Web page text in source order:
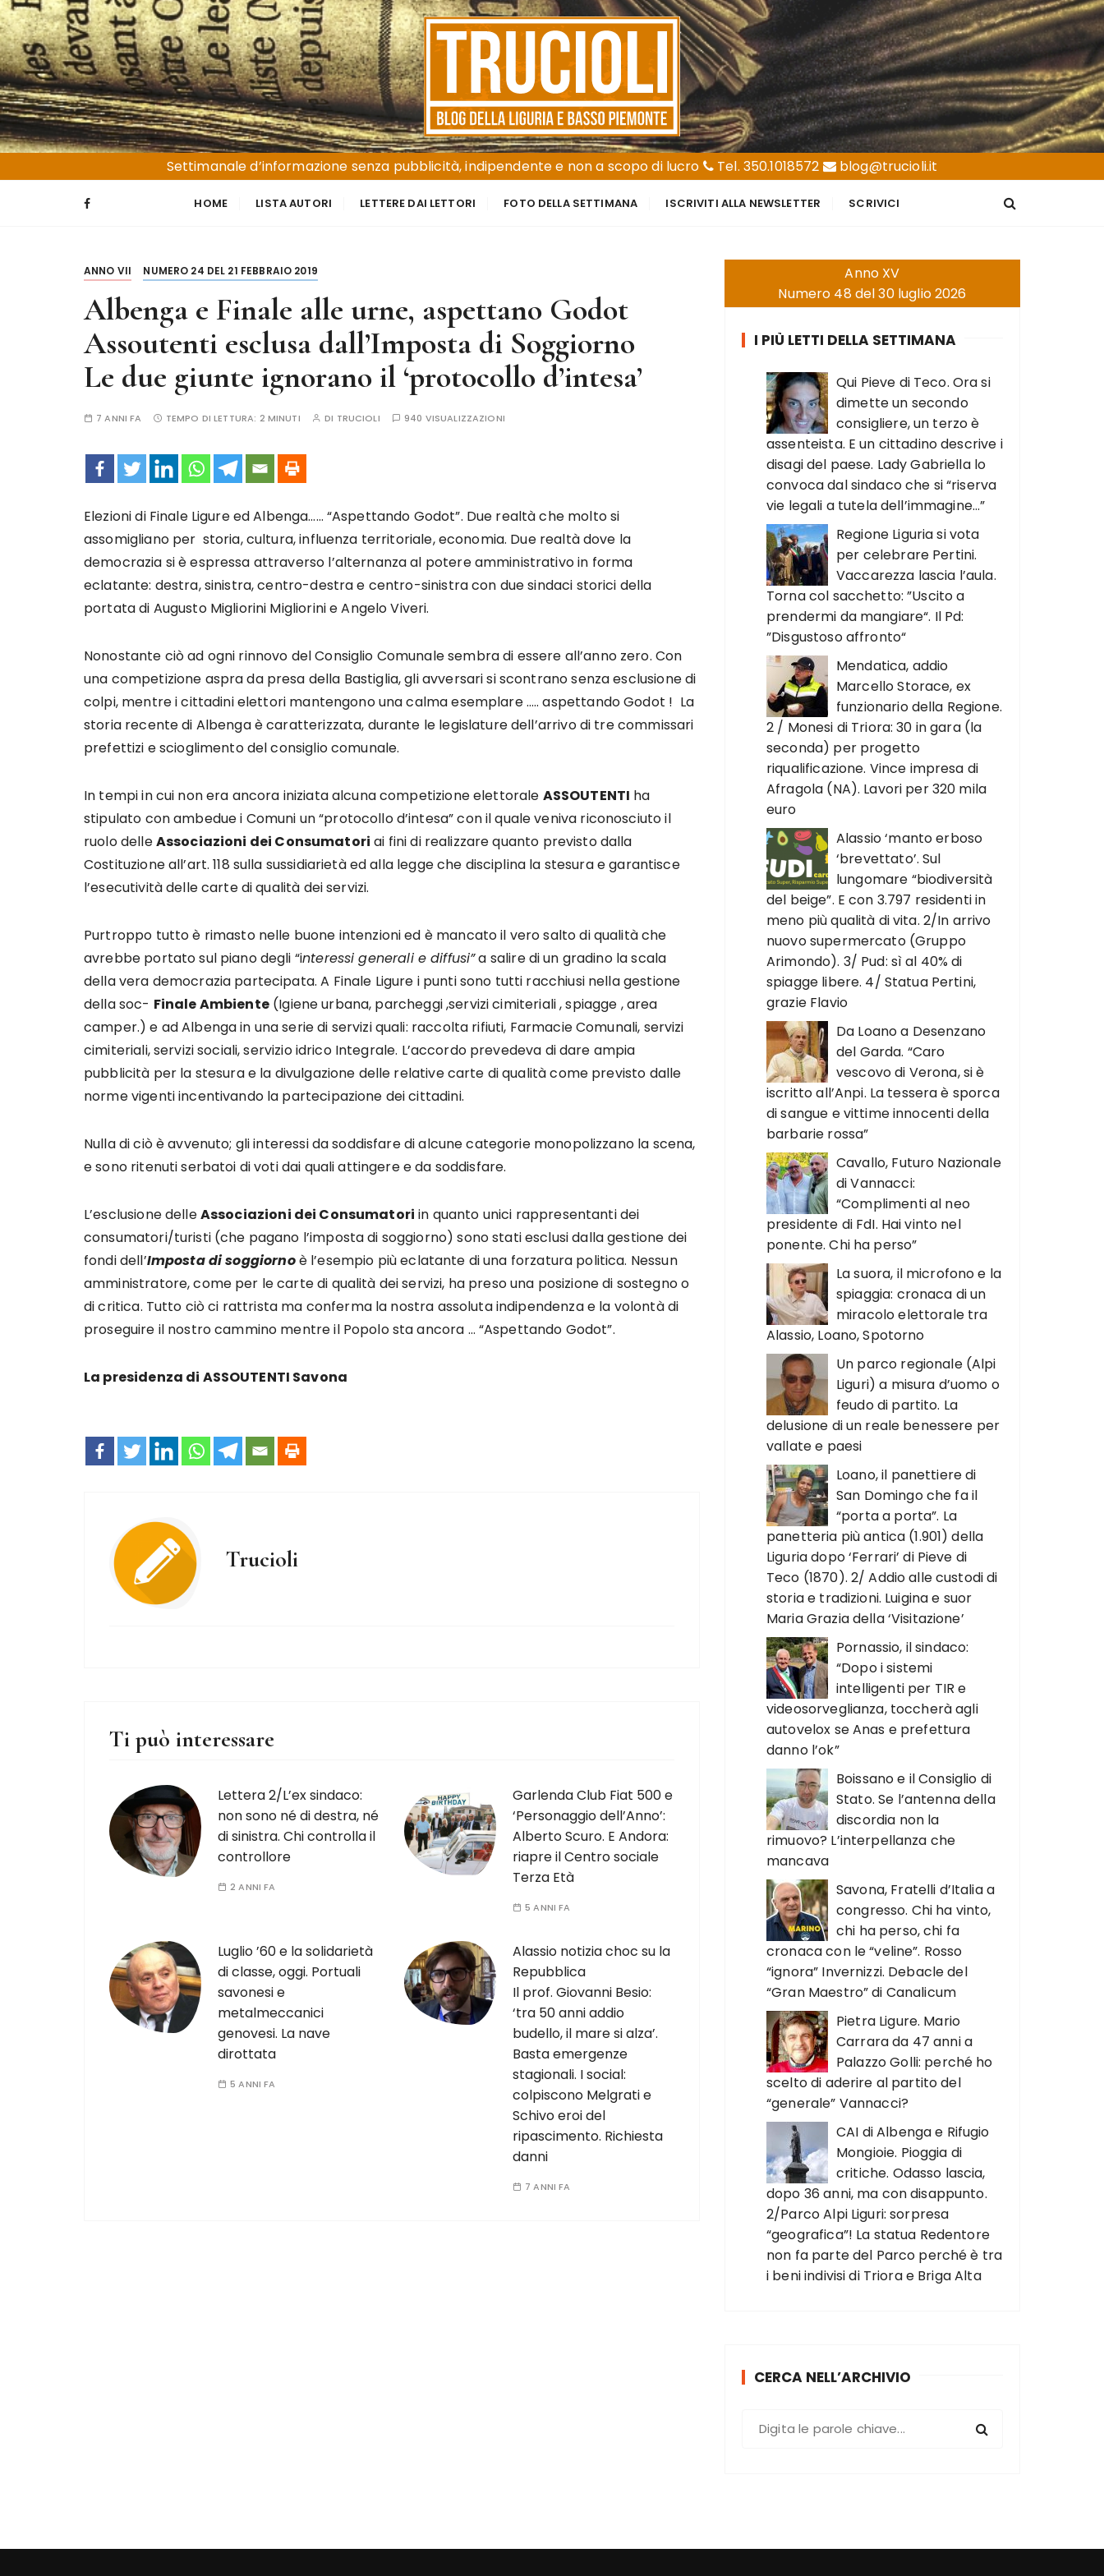
S
a
l
t
a
a
l
c
Trucioli
Liguria e Basso Piemonte
Settimanale d’informazione senza pubblicità, indipendente e non a scopo di lucro
Tel. 350.1018572 blog@trucioli.it
HOME LISTA AUTORI LETTERE DAI LETTORI FOTO DELLA SETTIMANA ISCRIVITI ALLA NEWSLETTER SCRIVICI
ANNO VII NUMERO 24 DEL 21 FEBBRAIO 2019
Albenga e Finale alle urne, aspettano Godot
Assoutenti esclusa dall’Imposta di Soggiorno
Le due giunte ignorano il ‘protocollo d’intesa’
7 ANNI FA TEMPO DI LETTURA: 2 MINUTI DI TRUCIOLI 940 VISUALIZZAZIONI
Elezioni di Finale Ligure ed Albenga…… “Aspettando Godot”. Due realtà che molto si
assomigliano per storia, cultura, influenza territoriale, economia. Due realtà dove la
democrazia si è espressa attraverso l’alternanza al potere amministrativo in forma
eclatante: destra, sinistra, centro-destra e centro-sinistra con due sindaci storici della
portata di Augusto Migliorini Migliorini e Angelo Viveri.
Nonostante ciò ad ogni rinnovo del Consiglio Comunale sembra di essere all’anno zero. Con
una competizione aspra da presa della Bastiglia, gli avversari si scontrano senza esclusione di
colpi, mentre i cittadini elettori mantengono una calma esemplare ….. aspettando Godot ! La
storia recente di Albenga è caratterizzata, durante le legislature dell’arrivo di tre commissari
prefettizi e scioglimento del consiglio comunale.
In tempi in cui non era ancora iniziata alcuna competizione elettorale ASSOUTENTI ha
stipulato con ambedue i Comuni un “protocollo d’intesa” con il quale veniva riconosciuto il
ruolo delleAssociazioni dei Consumatori ai fini di realizzare quanto previsto dalla
Costituzione all’art. 118 sulla sussidiarietà ed alla legge che disciplina la stesura e garantisce
l’esecutività delle carte di qualità dei servizi.
Purtroppo tutto è rimasto nelle buone intenzioni ed è mancato il vero salto di qualità che
avrebbe portato sul piano degli “interessi generali e diffusi”a salire di un gradino la scala
della vera democrazia partecipata. A Finale Ligure i punti sono tutti racchiusi nella gestione
della soc- Finale Ambiente(Igiene urbana, parcheggi ,servizi cimiteriali , spiagge , area
camper.) e ad Albenga in una serie di servizi quali: raccolta rifiuti, Farmacie Comunali, servizi
cimiteriali, servizi sociali, servizio idrico Integrale. L’accordo prevedeva di dare ampia
pubblicità per la stesura e la divulgazione delle relative carte di qualità come previsto dalle
norme vigenti incentivando la partecipazione dei cittadini.
Nulla di ciò è avvenuto; gli interessi da soddisfare di alcune categorie monopolizzano la scena,
e sono ritenuti serbatoi di voti dai quali attingere e da soddisfare.
L’esclusione delleAssociazioni dei Consumatori in quanto unici rappresentanti dei
consumatori/turisti (che pagano l’imposta di soggiorno) sono stati esclusi dalla gestione dei
fondi dell’Imposta di soggiornoè l’esempio più eclatante di una forzatura politica. Nessun
amministratore, come per le carte di qualità dei servizi, ha preso una posizione di sostegno o
di critica. Tutto ciò ci rattrista ma conferma la nostra assoluta indipendenza e la volontà di
proseguire il nostro cammino mentre il Popolo sta ancora … “Aspettando Godot”.
La presidenza di ASSOUTENTI Savona
Trucioli
Ti può interessare
Lettera 2/L’ex sindaco:
non sono né di destra, né
di sinistra. Chi controlla il
controllore
2 ANNI FA
Garlenda Club Fiat 500 e
‘Personaggio dell’Anno’:
Alberto Scuro. E Andora:
riapre il Centro sociale
Terza Età
5 ANNI FA
Luglio ’60 e la solidarietà
di classe, oggi. Portuali
savonesi e
metalmeccanici
genovesi. La nave
dirottata
5 ANNI FA
Alassio notizia choc su la
Repubblica
Il prof. Giovanni Besio:
‘tra 50 anni addio
budello, il mare si alza’.
Basta emergenze
stagionali. I social:
colpiscono Melgrati e
Schivo eroi del
ripascimento. Richiesta
danni
7 ANNI FA
Anno XV
Numero 48 del 30 luglio 2026
I PIÙ LETTI DELLA SETTIMANA
Qui Pieve di Teco. Ora si
dimette un secondo
consigliere, un terzo è
assenteista. E un cittadino descrive i
disagi del paese. Lady Gabriella lo
convoca dal sindaco che si “riserva
vie legali a tutela dell’immagine…”
Regione Liguria si vota
per celebrare Pertini.
Vaccarezza lascia l’aula.
Torna col sacchetto: ”Uscito a
prendermi da mangiare“. Il Pd:
”Disgustoso affronto“
Mendatica, addio
Marcello Storace, ex
funzionario della Regione.
2 / Monesi di Triora: 30 in gara (la
seconda) per progetto
riqualificazione. Vince impresa di
Afragola (NA). Lavori per 320 mila
euro
Alassio ‘manto erboso
‘brevettato’. Sul
lungomare “biodiversità
del beige”. E con 3.797 residenti in
meno più qualità di vita. 2/In arrivo
nuovo supermercato (Gruppo
Arimondo). 3/ Pud: sì al 40% di
spiagge libere. 4/ Statua Pertini,
grazie Flavio
Da Loano a Desenzano
del Garda. “Caro
vescovo di Verona, si è
iscritto all’Anpi. La tessera è sporca
di sangue e vittime innocenti della
barbarie rossa”
Cavallo, Futuro Nazionale
di Vannacci:
“Complimenti al neo
presidente di FdI. Hai vinto nel
ponente. Chi ha perso”
La suora, il microfono e la
spiaggia: cronaca di un
miracolo elettorale tra
Alassio, Loano, Spotorno
Un parco regionale (Alpi
Liguri) a misura d’uomo o
feudo di partito. La
delusione di un reale benessere per
vallate e paesi
Loano, il panettiere di
San Domingo che fa il
“porta a porta”. La
panetteria più antica (1.901) della
Liguria dopo ‘Ferrari’ di Pieve di
Teco (1870). 2/ Addio alle custodi di
storia e tradizioni. Luigina e suor
Maria Grazia della ‘Visitazione’
Pornassio, il sindaco:
“Dopo i sistemi
intelligenti per TIR e
videosorveglianza, toccherà agli
autovelox se Anas e prefettura
danno l’ok”
Boissano e il Consiglio di
Stato. Se l’antenna della
discordia non la
rimuovo? L’interpellanza che
mancava
Savona, Fratelli d’Italia a
congresso. Chi ha vinto,
chi ha perso, chi fa
cronaca con le “veline”. Rosso
“ignora” Invernizzi. Debacle del
“Gran Maestro” di Canalicum
Pietra Ligure. Mario
Carrara da 47 anni a
Palazzo Golli: perché ho
scelto di aderire al partito del
“generale” Vannacci?
CAI di Albenga e Rifugio
Mongioie. Pioggia di
critiche. Odasso lascia,
dopo 36 anni, ma con disappunto.
2/Parco Alpi Liguri: sorpresa
“geografica”! La statua Redentore
non fa parte del Parco perché è tra
i beni indivisi di Triora e Briga Alta
CERCA NELL’ARCHIVIO